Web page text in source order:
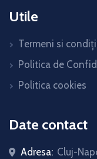
Utile
Termeni si
Politica de
Politica cookies
Date contact
Adresa: Cluj-